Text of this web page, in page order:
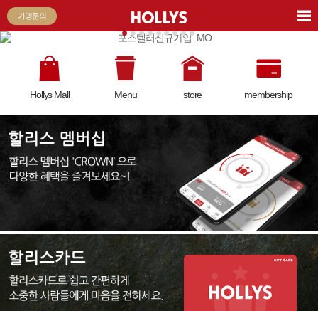
Hollys Mall Menu store membership
가맹문의